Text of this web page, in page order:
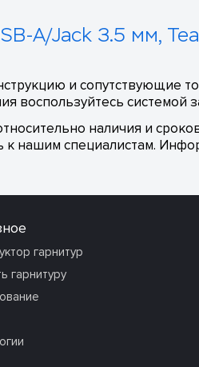
A/Jack 3.5 мм,
и сопутствующие
воспользуйтесь системой
наличия и
нашим специалистам.
гарнитур
гарнитуру